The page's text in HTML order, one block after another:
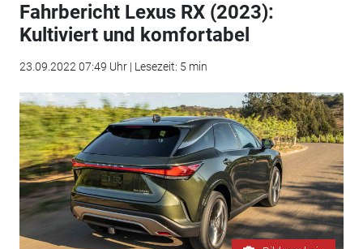
Fahrbericht Lexus RX (2023):
Kultiviert und komfortabel
23.09.2022 07:49 Uhr | Lesezeit: 5 min